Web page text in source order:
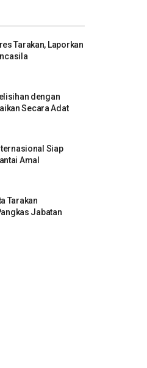
Tarakan, Laporkan
dengan
Secara Adat
Siap
Amal
Tarakan
Jabatan